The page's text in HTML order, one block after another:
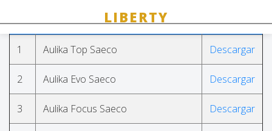
# Nombre enlace
1 Aulika Top Saeco Descargar
2 Aulika Evo Saeco Descargar
3 Aulika Focus Saeco Descargar